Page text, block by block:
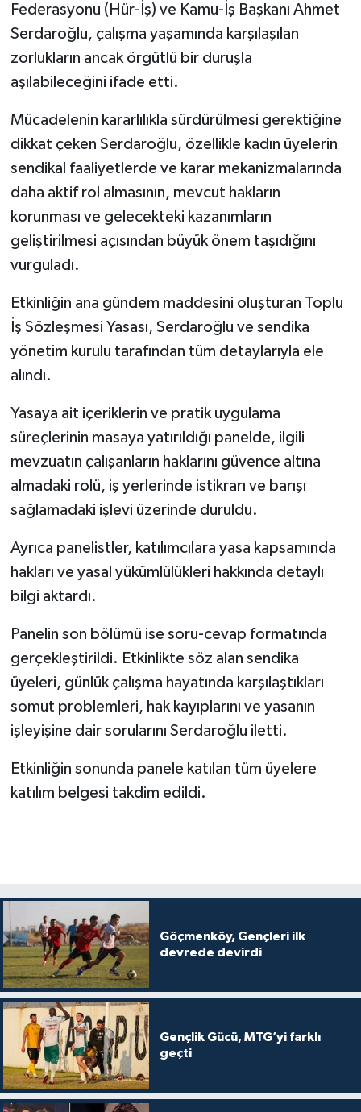
Federasyonu (Hür-İş) ve Kamu-İş Başkanı Ahmet
Serdaroğlu, çalışma yaşamında karşılaşılan
zorlukların ancak örgütlü bir duruşla
aşılabileceğini ifade etti.
Mücadelenin kararlılıkla sürdürülmesi gerektiğine
dikkat çeken Serdaroğlu, özellikle kadın üyelerin
sendikal faaliyetlerde ve karar mekanizmalarında
daha aktif rol almasının, mevcut hakların
korunması ve gelecekteki kazanımların
geliştirilmesi açısından büyük önem taşıdığını
vurguladı.
Etkinliğin ana gündem maddesini oluşturan Toplu
İş Sözleşmesi Yasası, Serdaroğlu ve sendika
yönetim kurulu tarafından tüm detaylarıyla ele
alındı.
Yasaya ait içeriklerin ve pratik uygulama
süreçlerinin masaya yatırıldığı panelde, ilgili
mevzuatın çalışanların haklarını güvence altına
almadaki rolü, iş yerlerinde istikrarı ve barışı
sağlamadaki işlevi üzerinde duruldu.
Ayrıca panelistler, katılımcılara yasa kapsamında
hakları ve yasal yükümlülükleri hakkında detaylı
bilgi aktardı.
Panelin son bölümü ise soru-cevap formatında
gerçekleştirildi. Etkinlikte söz alan sendika
üyeleri, günlük çalışma hayatında karşılaştıkları
somut problemleri, hak kayıplarını ve yasanın
işleyişine dair sorularını Serdaroğlu iletti.
Etkinliğin sonunda panele katılan tüm üyelere
katılım belgesi takdim edildi.
Göçmenköy, Gençleri ilk
devrede devirdi
Gençlik Gücü, MTG’yi farklı
geçti